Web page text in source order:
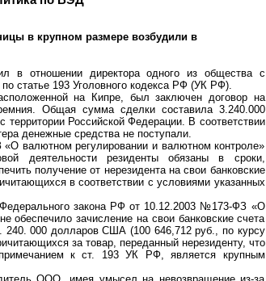
в крупном размере возбудили в
в отношении директора одного из общества с
статье 193 Уголовного кодекса РФ (УК РФ).
на Кипре, был заключен договор на
Общая сумма сделки составила 3.240.000
Российской Федерации. В соответствии
денежные средства не поступали.
валютном регулировании и валютном контроле»
деятельности резиденты обязаны в сроки,
получение от нерезидента на свои банковские
в соответствии с условиями указанных
закона РФ от 10.12.2003 №173-ФЗ «О
зачисление на свои банковские счета
000 долларов США (100 646,712 руб., по курсу
за товар, переданный нерезиденту, что
к ст. 193 УК РФ, является крупным